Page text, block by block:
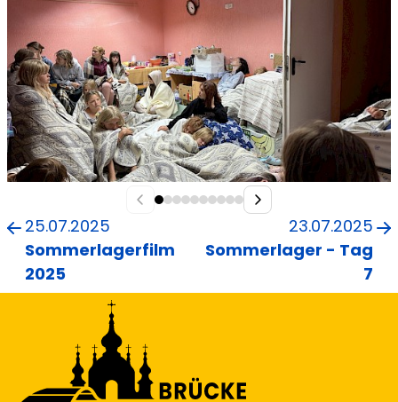
25.07.2025
Sommerlagerfilm
2025
23.07.2025
Sommerlager - Tag
7